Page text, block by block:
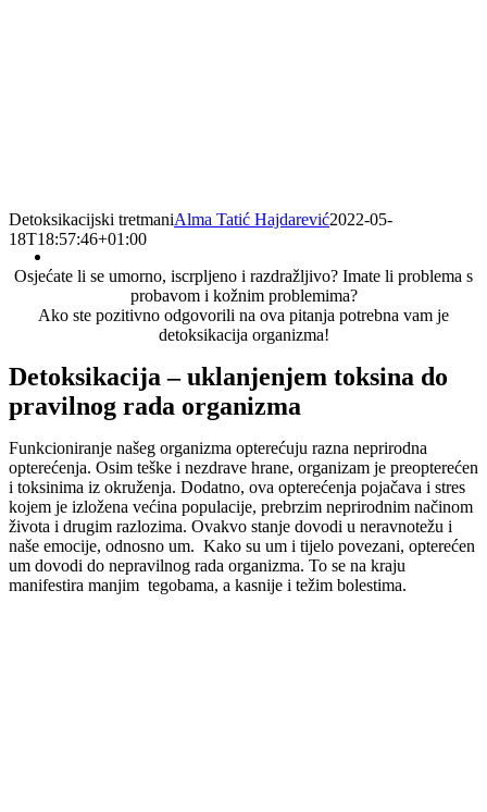
Detoksikacijski tretmaniAlma Tatić Hajdarević2022-05-
18T18:57:46+01:00
Osjećate li se umorno, iscrpljeno i razdražljivo? Imate li problema s
probavom i kožnim problemima?
Ako ste pozitivno odgovorili na ova pitanja potrebna vam je
detoksikacija organizma!
Detoksikacija – uklanjenjem toksina do
pravilnog rada organizma
Funkcioniranje našeg organizma opterećuju razna neprirodna
opterećenja. Osim teške i nezdrave hrane, organizam je preopterećen
i toksinima iz okruženja. Dodatno, ova opterećenja pojačava i stres
kojem je izložena većina populacije, prebrzim neprirodnim načinom
života i drugim razlozima. Ovakvo stanje dovodi u neravnotežu i
naše emocije, odnosno um. Kako su um i tijelo povezani, opterećen
um dovodi do nepravilnog rada organizma. To se na kraju
manifestira manjim tegobama, a kasnije i težim bolestima.